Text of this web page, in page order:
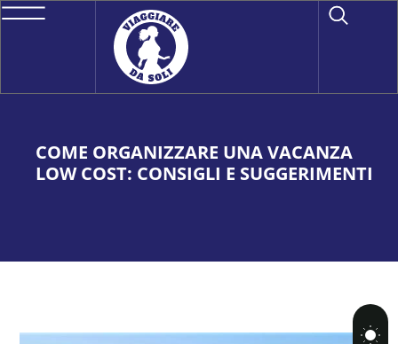
COME ORGANIZZARE UNA VACANZA
LOW COST: CONSIGLI E SUGGERIMENTI